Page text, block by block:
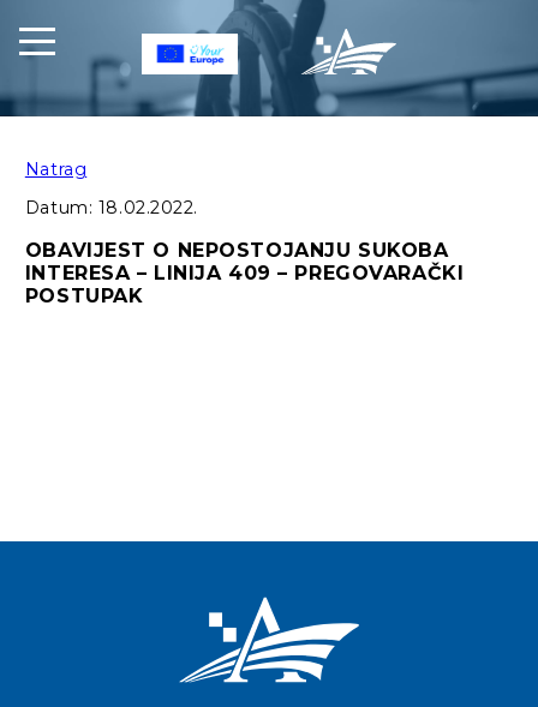
Natrag
Datum: 18.02.2022.
OBAVIJEST O NEPOSTOJANJU SUKOBA
INTERESA – LINIJA 409 – PREGOVARAČKI
POSTUPAK